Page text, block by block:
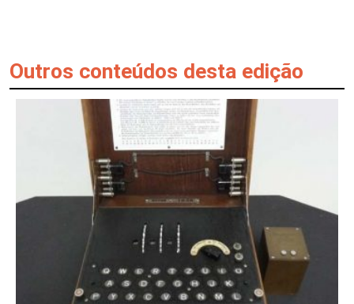
Outros conteúdos desta edição